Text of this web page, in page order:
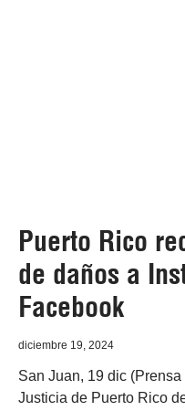
Puerto Rico
de daños a
Facebook
diciembre 19, 2024
San Juan, 19 dic
Justicia de Puerto Rico